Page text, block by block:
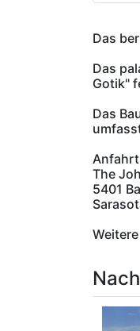
Das
Das
Gotik"
Das
The
5401